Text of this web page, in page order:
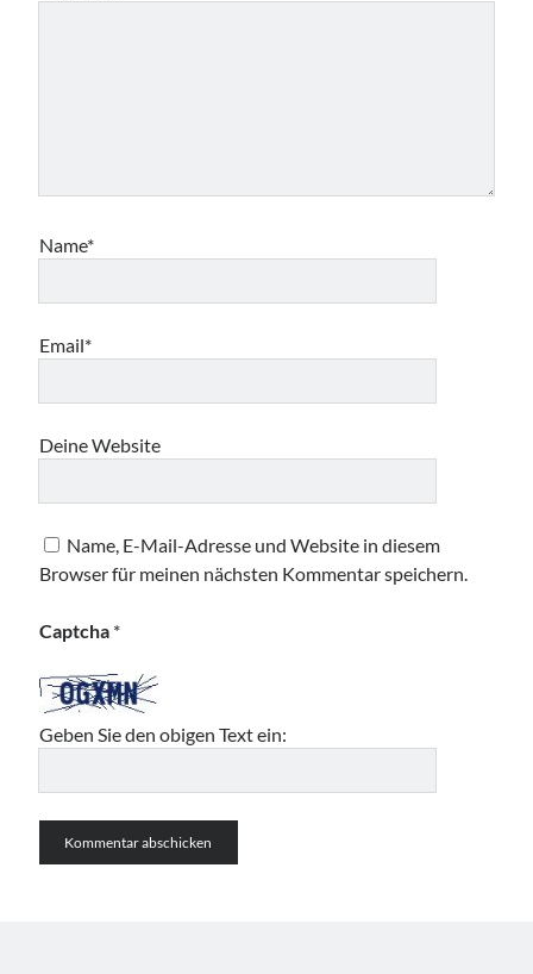
Name*
Email*
Deine Website
Name, E-Mail-Adresse und Website in diesem
Browser für meinen nächsten Kommentar speichern.
Captcha *
Geben Sie den obigen Text ein: